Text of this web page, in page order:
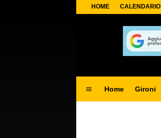
HOME CALENDARIO
Home Gironi